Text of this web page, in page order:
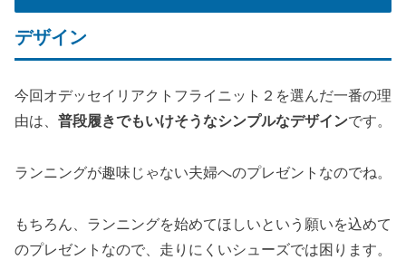
デザイン
今回オデッセイリアクトフライニット２を選んだ一番の理
由は、 普段履きでもいけそうなシンプルなデザインです。
ランニングが趣味じゃない夫婦へのプレゼントなのでね。
もちろん、ランニングを始めてほしいという願いを込めて
のプレゼントなので、走りにくいシューズでは困ります。